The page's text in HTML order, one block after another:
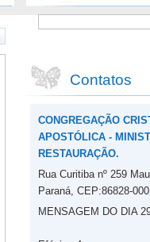
Contatos
CONGREGAÇÃO
APOSTÓLICA -
RESTAURAÇÃO.
Rua Curitiba nº 259
Paraná, CEP:86828-
MENSAGEM DO DIA